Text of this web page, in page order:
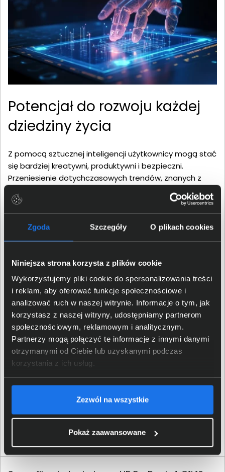
Zgoda Szczegóły O plikach cookies
Niniejsza strona korzysta z plików cookie
Wykorzystujemy pliki cookie do spersonalizowania treści
i reklam, aby oferować funkcje społecznościowe i
analizować ruch w naszej witrynie. Informacje o tym, jak
korzystasz z naszej witryny, udostępniamy partnerom
społecznościowym, reklamowym i analitycznym.
Partnerzy mogą połączyć te informacje z innymi danymi
otrzymanymi od Ciebie lub uzyskanymi podczas
korzystania z ich usług.
Zezwól na wszystkie
Pokaż zaawansowane
Potencjał do rozwoju każdej
dziedziny życia
Z pomocą sztucznej inteligencji użytkownicy mogą stać
się bardziej kreatywni, produktywni i bezpieczni.
Przeniesienie dotychczasowych trendów, znanych z
chmur obliczeniowych, na komputery PC, zwiększy
prywatność poprzez zmniejszenie zależności od
drogich centrów danych. Firma Intel udostępnia między
innymi oprogramowanie oneAPI i OpenVINO,
dedykowane stacje robocze i szkolenia, aby
stworzyć oprogramowanie jeszcze lepiej wspierające
ich użytkowników w codziennych obowiązkach, ale i nie
tylko. Trend ten zakorzenia się także w gamingu, co
przyniesie nie tylko ulepszenia istniejących już
rozwiązań, ale również nowe ekscytujące możliwości.